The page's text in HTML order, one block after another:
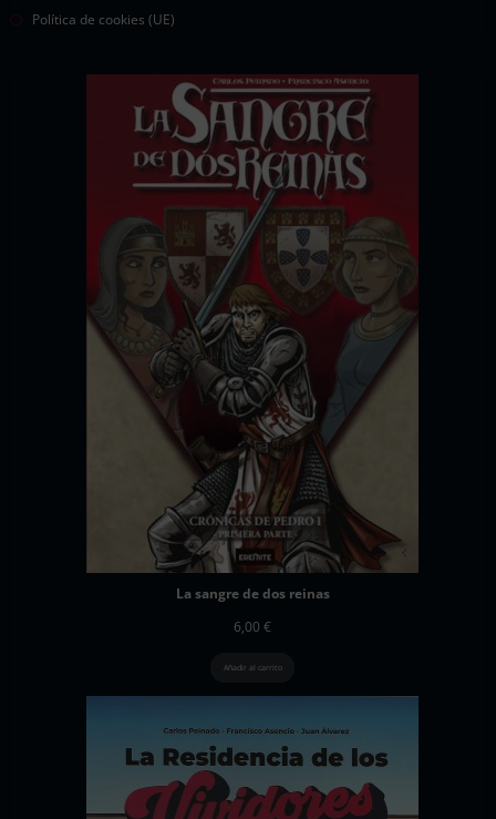
Política de cookies (UE)
La sangre de dos reinas
6,00 €
Añadir al carrito